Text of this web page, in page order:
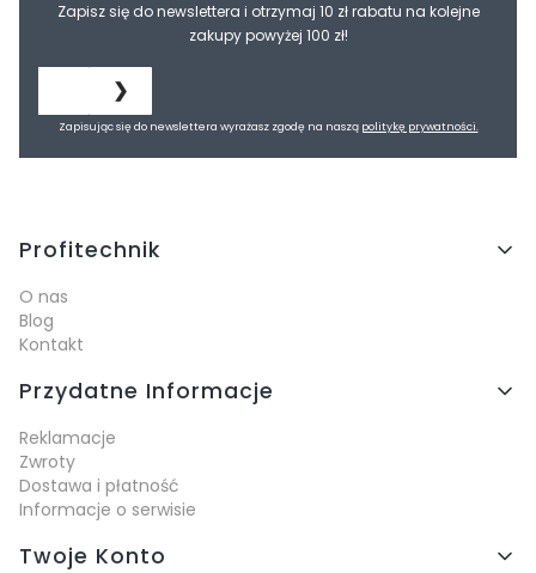
Zapisz się do newslettera i otrzymaj 10 zł rabatu na kolejne
zakupy powyżej 100 zł!
❯
Zapisując się do newslettera wyrażasz zgodę na naszą politykę prywatności.
Linki w stopce
Profitechnik
O nas
Blog
Kontakt
Przydatne Informacje
Reklamacje
Zwroty
Dostawa i płatność
Informacje o serwisie
Twoje Konto